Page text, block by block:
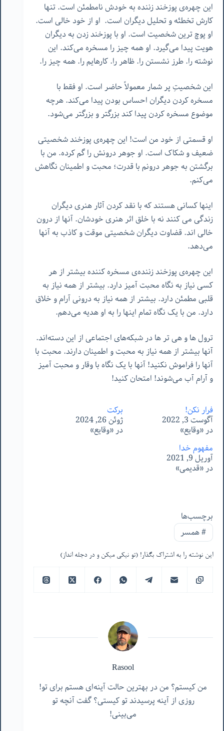
این چهره‌‌ی پوزخند زننده به خودش نامطمئن است. تنها
کارش تخطئه و تحلیل دیگران است. او از خود خالی است.
او پوچ ترین شخصیت است. او با پوزخند زدن به دیگران
هویت پیدا می‌گیرد. او همه چیز را مسخره می‌کند. این
نوشته را. طرز نشستن را. ظاهر را. کارهایم را. همه چیز را.
این شخصیتِ پر شمار معمولاً حاضر است. او فقط با
مسخره کردن دیگران احساس بودن پیدا می‌کند. هرچه
موضوع مسخره کردن پیدا کند بزرگتر و بزرگتر می‌شود.
او قسمتی از خود من است! این چهره‌ی پوزخند شخصیتی
ضعیف و شکاک است. او جوهر درونش را گم کرده. من با
برگشتن به جوهر درونم با قدرت؛ محبت و اطمینان نگاهش
می‌کنم.
اینها کسانی هستند که با نقد کردن آثار هنری دیگران
زندگی می کنند نه با خلق اثر هنری خودشان. آنها از درون
خالی اند. قضاوت دیگران شخصیتی موقت و کاذب به آنها
می‌دهد.
این چهره‌ی پوزخند زننده‌ی مسخره کننده بیشتر از هر
کسی نیاز به نگاه محبت آمیز دارد. بیشتر از همه نیاز به
قلبی مطمئن دارد. بیشتر از همه نیاز به درونی آرام و خلاق
دارد. من با یک نگاه تمام اینها را به او هدیه می‌دهم.
ترول ها و هی تر ها در شبکه‌های اجتماعی از این دسته‌اند.
آنها بیشتر از همه نیاز به محبت و اطمینان دارند. محبت با
آنها را فراموش نکنید! آنها با یک نگاه با وقار و محبت آمیز
و آرام آب می‌شوند! امتحان کنید!
فرار نکن!
آگوست 3, 2022
در «وقایع»
برکت
ژوئن 26, 2024
در «وقایع»
مفهوم خدا
آوریل 9, 2021
در «قدیمی»
برچسب‌ها
#همسر
این نوشته را به اشتراک بگذار! (تو نیکی میکن و در دجله انداز)
Rasool
من کیستم؟ من در بهترین حالت آینه‌ای هستم برای تو!
روزی از آینه پرسیدند تو کیستی؟ گفت آنچه تو
می‌بینی!